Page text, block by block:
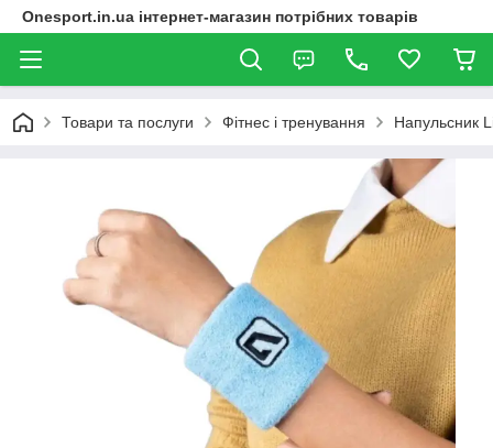
Onesport.in.ua інтернет-магазин потрібних товарів
Товари та послуги Фітнес і тренування Напульсник